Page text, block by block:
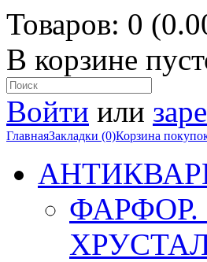
Товаров: 0
В корзине
Войти или
ГлавнаяЗакладки (0)Корзина